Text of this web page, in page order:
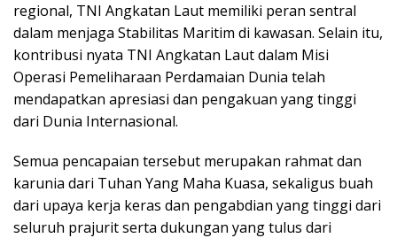
regional, TNI Angkatan Laut memiliki peran sentral
dalam menjaga Stabilitas Maritim di kawasan. Selain itu,
kontribusi nyata TNI Angkatan Laut dalam Misi
Operasi Pemeliharaan Perdamaian Dunia telah
mendapatkan apresiasi dan pengakuan yang tinggi
dari Dunia Internasional.
Semua pencapaian tersebut merupakan rahmat dan
karunia dari Tuhan Yang Maha Kuasa, sekaligus buah
dari upaya kerja keras dan pengabdian yang tinggi dari
seluruh prajurit serta dukungan yang tulus dari